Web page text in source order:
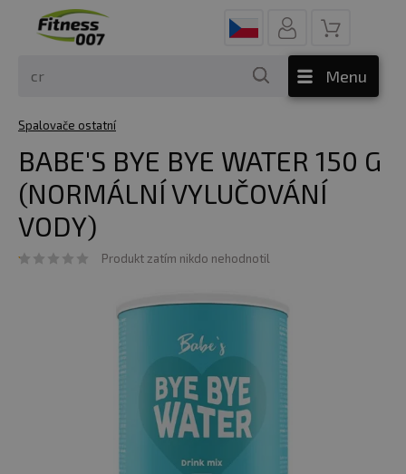
Menu
Spalovače ostatní
BABE'S BYE BYE WATER 150 G
(NORMÁLNÍ VYLUČOVÁNÍ
VODY)
Produkt zatím nikdo nehodnotil